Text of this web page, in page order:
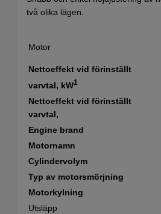
två olika lägen.
Motor
Nettoeffekt vid förinställt
varvtal, kW1
Nettoeffekt vid förinställt
varvtal,
Engine brand
Motornamn
Cylindervolym
Typ av motorsmörjning
Motorkylning
Utsläpp